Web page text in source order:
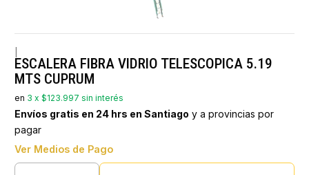
ESCALERA FIBRA VIDRIO TELESCOPICA 5.19
MTS CUPRUM
en 3 x $123.997 sin interés
Envíos gratis en 24 hrs en Santiago y a provincias por
pagar
Ver Medios de Pago